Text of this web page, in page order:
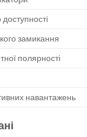
замикання
полярності
навантажень